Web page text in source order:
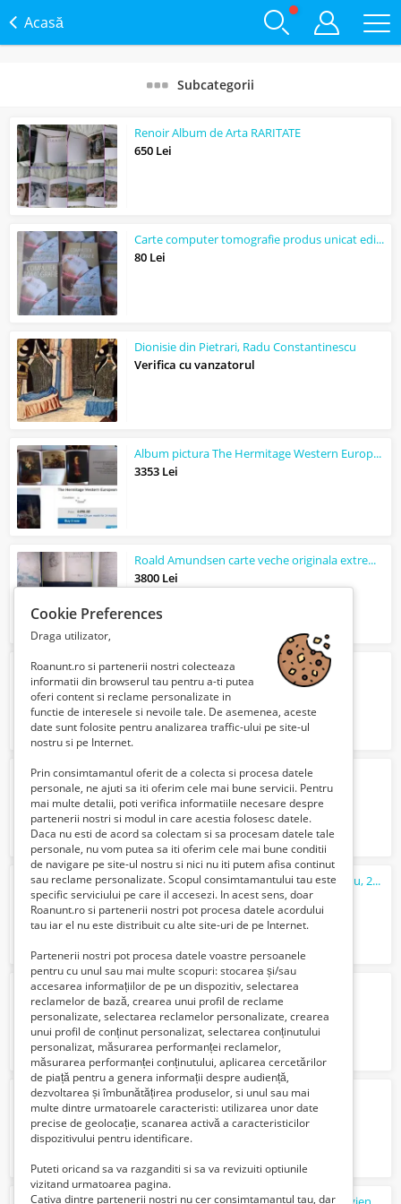
Acasă
Subcategorii
Renoir Album de Arta RARITATE
650 Lei
Carte computer tomografie produs unicat editie limitata
80 Lei
Dionisie din Pietrari, Radu Constantinescu
Verifica cu vanzatorul
Album pictura The Hermitage Western European Painting ORIGINAL
3353 Lei
Roald Amundsen carte veche originala extrem de rara
3800 Lei
Arta metalului, Horia Harsia, 1983
30 Lei
Viena, Elisabetta Canoro, 2008
30 Lei
Trienala de Arta Textila, Gheorghe Gogescu, 2006
30 Lei
Intoarcerea in timp, Ionel Teodoreanu
40 Lei
Carte veche religie unicat in RO
3855 Euro €
Cookie Preferences
Draga utilizator,
Roanunt.ro si partenerii nostri colecteaza
informatii din browserul tau pentru a-ti putea
oferi content si reclame personalizate in
functie de interesele si nevoile tale. De asemenea, aceste
date sunt folosite pentru analizarea traffic-ului pe site-ul
nostru si pe Internet.
Prin consimtamantul oferit de a colecta si procesa datele
personale, ne ajuti sa iti oferim cele mai bune servicii. Pentru
mai multe detalii, poti verifica informatiile necesare despre
partenerii nostri si modul in care acestia folosesc datele.
Daca nu esti de acord sa colectam si sa procesam datele tale
personale, nu vom putea sa iti oferim cele mai bune conditii
de navigare pe site-ul nostru si nici nu iti putem afisa continut
sau reclame personalizate. Scopul consimtamantului tau este
specific serviciului pe care il accesezi. In acest sens, doar
Roanunt.ro si partenerii nostri pot procesa datele acordului
tau iar el nu este distribuit cu alte site-uri de pe Internet.
Partenerii nostri pot procesa datele voastre persoanele
pentru cu unul sau mai multe scopuri: stocarea și/sau
accesarea informațiilor de pe un dispozitiv, selectarea
reclamelor de bază, crearea unui profil de reclame
personalizate, selectarea reclamelor personalizate, crearea
unui profil de conținut personalizat, selectarea conținutului
personalizat, măsurarea performanței reclamelor,
măsurarea performanței conținutului, aplicarea cercetărilor
de piață pentru a genera informații despre audiență,
dezvoltarea și îmbunătățirea produselor, si unul sau mai
multe dintre urmatoarele caracteristi: utilizarea unor date
precise de geolocație, scanarea activă a caracteristicilor
dispozitivului pentru identificare.
Puteti oricand sa va razganditi si sa va revizuiti optiunile
vizitand urmatoarea pagina.
Cativa dintre partenerii nostri nu cer consimtamantul tau, dar